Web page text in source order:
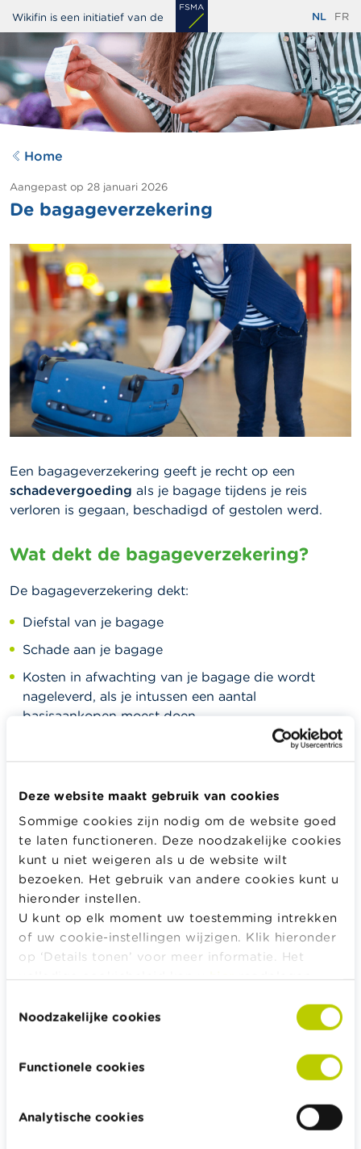
Deze website maakt gebruik van cookies
Sommige cookies zijn nodig om de website goed
te laten functioneren. Deze noodzakelijke cookies
kunt u niet weigeren als u de website wilt
bezoeken. Het gebruik van andere cookies kunt u
hieronder instellen.
U kunt op elk moment uw toestemming intrekken
of uw cookie-instellingen wijzigen. Klik hieronder
op ‘Details tonen’ voor meer informatie. Het
Noodzakelijke cookies
Functionele cookies
Analytische cookies
Overslaan
en
de
inhoud
gaan
Wikifin is een initiatief van de NL FR
Home
Aangepast op 28 januari 2026
De bagageverzekering
Een bagageverzekering geeft je recht op een
schadevergoeding aIs je bagage tijdens je reis
verloren is gegaan, beschadigd of gestolen werd.
Wat dekt de bagageverzekering?
De bagageverzekering dekt:
Diefstal van je bagage
Schade aan je bagage
Kosten in afwachting van je bagage die wordt
nageleverd, als je intussen een aantal
basisaankopen moest doen
Hoe wordt de schadevergoeding
Na verlies of diefstal van je bagage wordt de
schadevergoeding berekend op basis van de
aankoopwaarde van de verloren spullen. Kijk daarbij
goed de voorwaarden van verschillende
bagageverzekeringen na om te weten welke
goederen verzekerd zijn, voor welk bedrag en welk
bewijs er wordt gevraagd bij een schadegeval.
Vergelijk welke goederen de verschillende
bagageverzekering afsluit en welke bewijzen